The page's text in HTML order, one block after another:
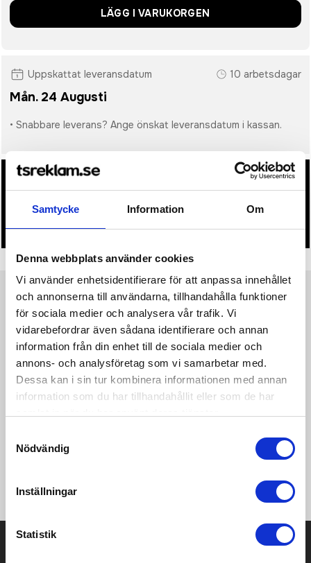
Samtycke Information Om
Denna webbplats använder cookies
Vi använder enhetsidentifierare för att anpassa innehållet
och annonserna till användarna, tillhandahålla funktioner
för sociala medier och analysera vår trafik. Vi
vidarebefordrar även sådana identifierare och annan
information från din enhet till de sociala medier och
annons- och analysföretag som vi samarbetar med.
Dessa kan i sin tur kombinera informationen med annan
information som du har tillhandahållit eller som de har
Nödvändig
Inställningar
Statistik
LÄGG I VARUKORGEN
Uppskattat leveransdatum 10 arbetsdagar
Mån. 24 Augusti
• Snabbare leverans? Ange önskat leveransdatum i kassan.
• Du får alltid godkänna en offert och skiss på mailen
Produktinformation Specifikationer PristabellRecensioner
Collective Padded Sports Bra är en mjuk och bekväm
sportbehå med stilren design som rör sig obehindrat mellan
träning och vardagsliv. Detta mångsidiga träningsplagg är sytt
i ett stretchigt polyestertyg med en finborstad, sammetsmjuk
yta som ger en lyxigt mjuk känsla mot huden. Sportbehån har
isydda vadderade kupor, fodrad front samt svetsade avslut
till de flesta typer av fysiska aktiviteter. • Mycket mjukt och
högelastiskt material av återvunnen polyester och elastan •
Prisuppgift på mailen?